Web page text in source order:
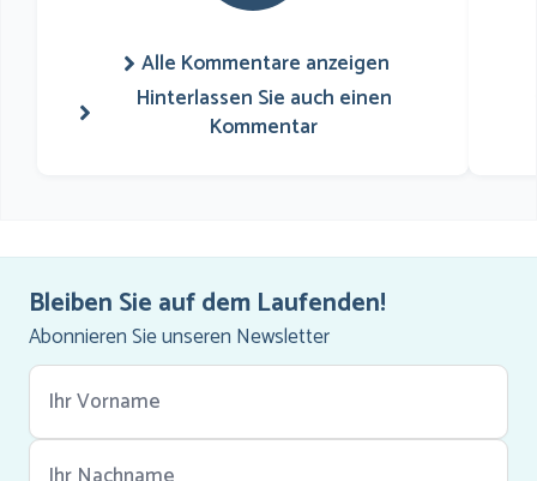
Alle Kommentare anzeigen
Hinterlassen Sie auch einen
Kommentar
Bleiben Sie auf dem Laufenden!
Abonnieren Sie unseren Newsletter